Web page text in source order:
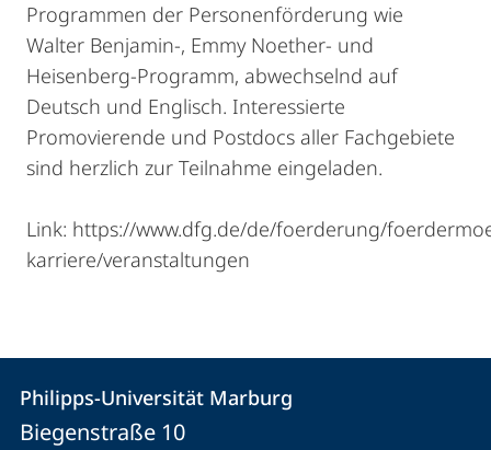
Programmen der Personenförderung wie
Walter Benjamin-, Emmy Noether- und
Heisenberg-Programm, abwechselnd auf
Deutsch und Englisch. Interessierte
Promovierende und Postdocs aller Fachgebiete
sind herzlich zur Teilnahme eingeladen.
Link: https://www.dfg.de/de/foerderung/
karriere/veranstaltungen
Kontakt
und
Kontaktinformationen
Philipps-
Philipps-Universität Marburg
Biegenstraße 10